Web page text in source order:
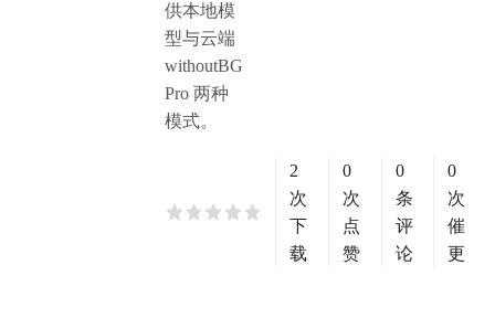
供本地模
型与云端
withoutBG
Pro 两种
模式。
2
次
下
载
0
次
点
赞
0
条
评
论
0
次
催
更